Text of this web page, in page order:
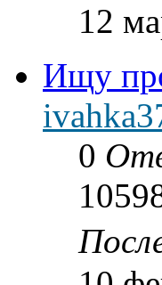
12
Ищу
0